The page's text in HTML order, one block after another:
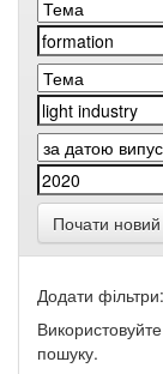
Почати
Додати фільтри:
пошуку.